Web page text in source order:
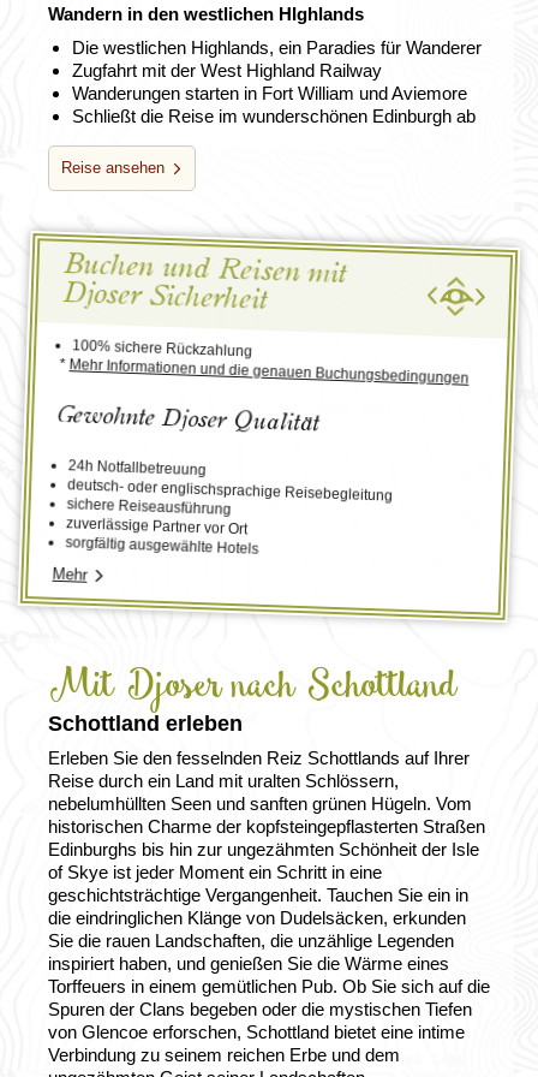
Wandern in den westlichen HIghlands
Die westlichen Highlands, ein Paradies für Wanderer
Zugfahrt mit der West Highland Railway
Wanderungen starten in Fort William und Aviemore
Schließt die Reise im wunderschönen Edinburgh ab
Reise ansehen
Buchen und Reisen mit
Djoser Sicherheit
100% sichere Rückzahlung
*Mehr Informationen und die genauen Buchungsbedingungen
Gewohnte Djoser Qualität
24h Notfallbetreuung
deutsch- oder englischsprachige Reisebegleitung
sichere Reiseausführung
zuverlässige Partner vor Ort
sorgfältig ausgewählte Hotels
Mehr
Mit Djoser nach Schottland
Schottland erleben
Erleben Sie den fesselnden Reiz Schottlands auf Ihrer
Reise durch ein Land mit uralten Schlössern,
nebelumhüllten Seen und sanften grünen Hügeln. Vom
historischen Charme der kopfsteingepflasterten Straßen
Edinburghs bis hin zur ungezähmten Schönheit der Isle
of Skye ist jeder Moment ein Schritt in eine
geschichtsträchtige Vergangenheit. Tauchen Sie ein in
die eindringlichen Klänge von Dudelsäcken, erkunden
Sie die rauen Landschaften, die unzählige Legenden
inspiriert haben, und genießen Sie die Wärme eines
Torffeuers in einem gemütlichen Pub. Ob Sie sich auf die
Spuren der Clans begeben oder die mystischen Tiefen
von Glencoe erforschen, Schottland bietet eine intime
Verbindung zu seinem reichen Erbe und dem